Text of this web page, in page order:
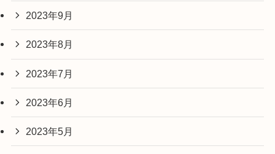
2023年9月
2023年8月
2023年7月
2023年6月
2023年5月